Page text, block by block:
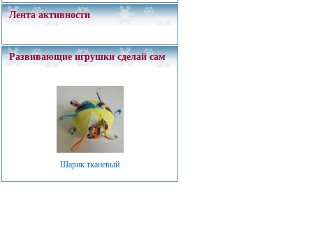
Лента активности
Развивающие игрушки сделай сам
Шарик тканевый